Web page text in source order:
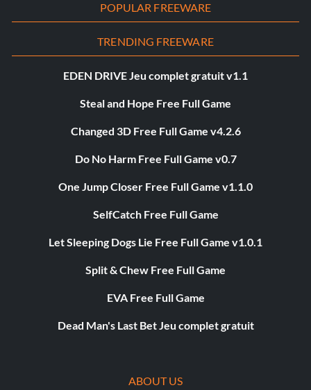
POPULAR FREEWARE
TRENDING FREEWARE
EDEN DRIVE Jeu complet gratuit v1.1
Steal and Hope Free Full Game
Changed 3D Free Full Game v4.2.6
Do No Harm Free Full Game v0.7
One Jump Closer Free Full Game v1.1.0
SelfCatch Free Full Game
Let Sleeping Dogs Lie Free Full Game v1.0.1
Split & Chew Free Full Game
EVA Free Full Game
Dead Man's Last Bet Jeu complet gratuit
ABOUT US